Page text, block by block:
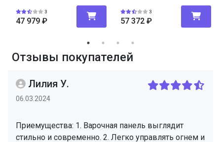
3
47 979 ₽
3
57 372 ₽
Отзывы покупателей
Лилия У.
06.03.2024
Приемущества: 1. Варочная панель выглядит
стильно и современно. 2. Легко управлять огнем и